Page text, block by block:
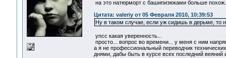
на это натюрморт с башипизюками больше
Цитата: valeriy от 05 Февраля 2010, 10:39:53
Ну в таком случае, если уж сидишь в дерьме, то
упсс какая уверенность...
просто... вопрос во времени... у меня с ним
а я не профессиональный переводчик
днями, дабы быть в курсе всех последний